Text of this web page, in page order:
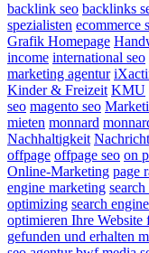
backlink seo backlinks
spezialisten ecommerce
Grafik Homepage
income international seo
marketing agentur
Kinder & Freizeit KMU
seo magento seo
mieten monnard
Nachhaltigkeit
offpage offpage seo on
Online-Marketing page
engine marketing
optimizing search
optimieren Ihre
gefunden und erhalten